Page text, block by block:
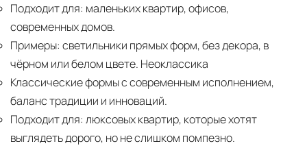
Подходит для: маленьких квартир, офисов,
современных домов.
Примеры: светильники прямых форм, без декора, в
чёрном или белом цвете. Неоклассика
Классические формы с современным исполнением,
баланс традиции и инноваций.
Подходит для: люксовых квартир, которые хотят
выглядеть дорого, но не слишком помпезно.